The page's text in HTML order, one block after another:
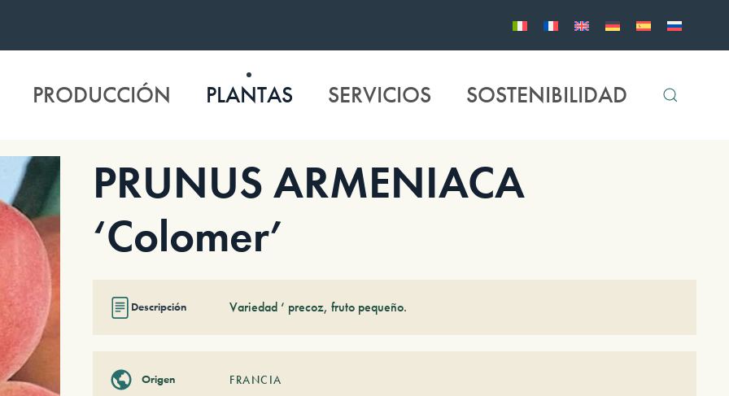
PRODUCCIÓN PLANTAS SERVICIOS SOSTENIBILIDAD
PRUNUS ARMENIACA
‘Colomer’
Descripción Variedad ‘ precoz, fruto pequeño.
Origen FRANCIA